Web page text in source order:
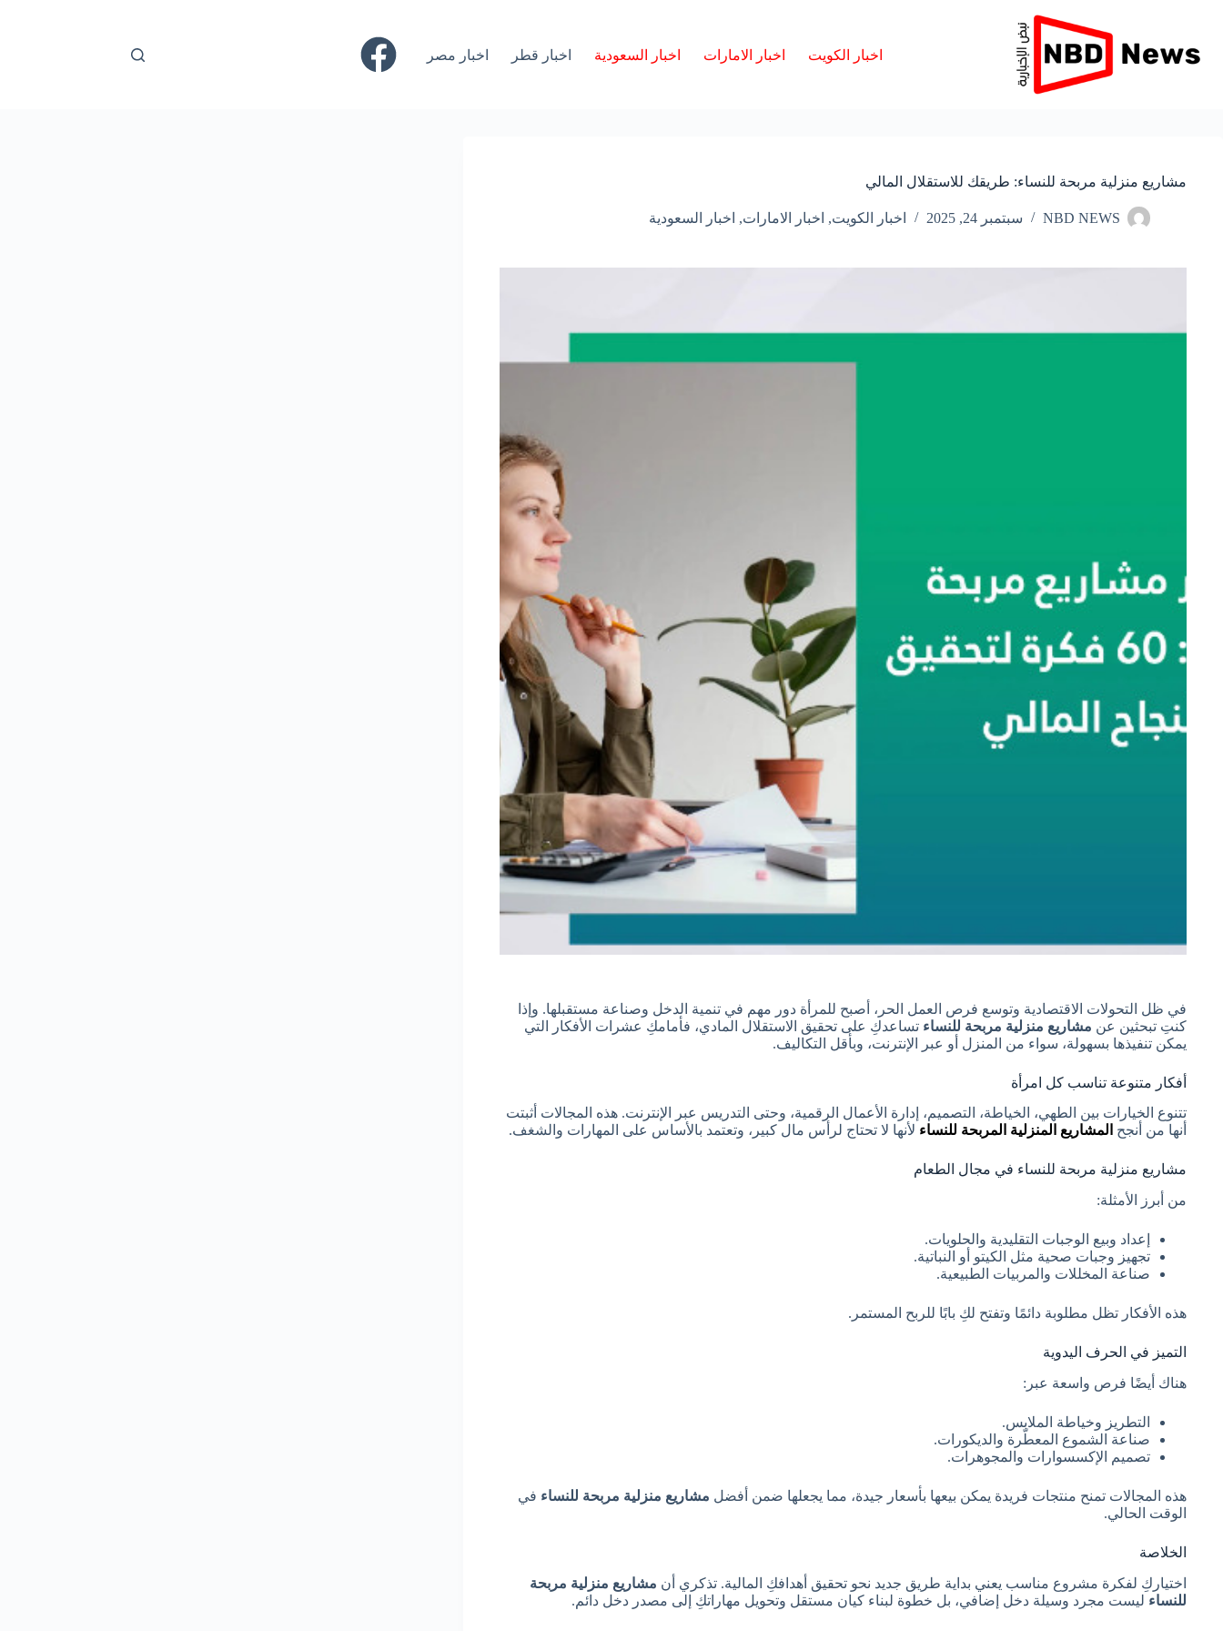
اخبار الكويت اخبار الامارات اخبار السعودية اخبار قطر اخبار مصر
مشاريع منزلية مربحة للنساء: طريقك للاستقلال المالي
NBD NEWS سبتمبر 24, 2025 اخبار الكويت, اخبار الامارات, اخبار السعودية
في ظل التحولات الاقتصادية وتوسع فرص العمل الحر، أصبح للمرأة دور مهم في تنمية الدخل وصناعة مستقبلها. وإذا
كنتِ تبحثين عن مشاريع منزلية مربحة للنساء تساعدكِ على تحقيق الاستقلال المادي، فأمامكِ عشرات الأفكار التي
يمكن تنفيذها بسهولة، سواء من المنزل أو عبر الإنترنت، وبأقل التكاليف.
أفكار متنوعة تناسب كل امرأة
تتنوع الخيارات بين الطهي، الخياطة، التصميم، إدارة الأعمال الرقمية، وحتى التدريس عبر الإنترنت. هذه المجالات أثبتت
أنها من أنجح المشاريع المنزلية المربحة للنساء لأنها لا تحتاج لرأس مال كبير، وتعتمد بالأساس على المهارات والشغف.
مشاريع منزلية مربحة للنساء في مجال الطعام
من أبرز الأمثلة:
إعداد وبيع الوجبات التقليدية والحلويات.
تجهيز وجبات صحية مثل الكيتو أو النباتية.
صناعة المخللات والمربيات الطبيعية.
هذه الأفكار تظل مطلوبة دائمًا وتفتح لكِ بابًا للربح المستمر.
التميز في الحرف اليدوية
هناك أيضًا فرص واسعة عبر:
التطريز وخياطة الملابس.
صناعة الشموع المعطّرة والديكورات.
تصميم الإكسسوارات والمجوهرات.
هذه المجالات تمنح منتجات فريدة يمكن بيعها بأسعار جيدة، مما يجعلها ضمن أفضل مشاريع منزلية مربحة للنساء في
الوقت الحالي.
الخلاصة
اختياركِ لفكرة مشروع مناسب يعني بداية طريق جديد نحو تحقيق أهدافكِ المالية. تذكري أن مشاريع منزلية مربحة
للنساء ليست مجرد وسيلة دخل إضافي، بل خطوة لبناء كيان مستقل وتحويل مهاراتكِ إلى مصدر دخل دائم.